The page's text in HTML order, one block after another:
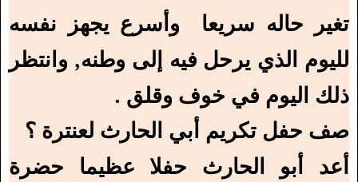
تغير حاله سريعا وأسرع يجهز نفسه
لليوم الذي يرحل فيه إلى وطنه, وانتظر
ذلك اليوم في خوف وقلق .
صف حفل تكريم أبي الحارث لعنترة ؟
أعد أبو الحارث حفلا عظيما حضرة